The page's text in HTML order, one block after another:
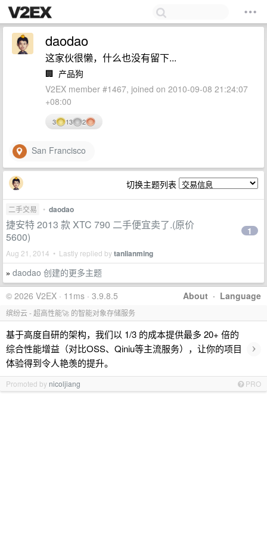
daodao
这家伙很懒，什么也没有留下...
🏢 产品狗
V2EX member #1467, joined on 2010-09-08 21:24:07
+08:00
3 13 2
San Francisco
切换主题列表
二手交易 • daodao
捷安特 2013 款 XTC 790 二手便宜卖了.(原价
5600)
Aug 21, 2014 • Lastly replied bytanlianming
1
» daodao 创建的更多主题
About · Language
© 2026 V2EX · 11ms · 3.9.8.5
缤纷云 - 超高性能🚀 的智能对象存储服务
基于高度自研的架构，我们以 1/3 的成本提供最多 20+ 倍的
综合性能增益（对比OSS、Qiniu等主流服务），让你的项目
体验得到令人艳羡的提升。
›
Promoted by nicoljiang PRO